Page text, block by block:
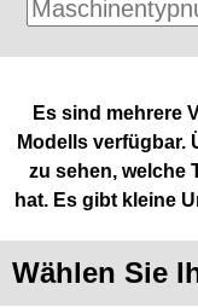
Es sind mehrere
Modells verfügbar.
zu sehen, welche
hat. Es gibt kleine
Wählen Sie